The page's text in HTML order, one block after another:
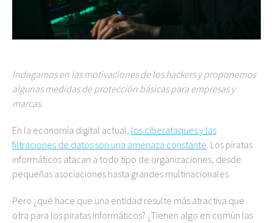
Indagamos en las motivaciones de los hackers y proponemos
algunas medidas de protección básicas para empresas y
marcas.
En la economía digital actual, los ciberataques y las
filtraciones de datos son una amenaza constante. Los piratas
informáticos atacan a todo tipo de organizaciones, desde
pequeñas asociaciones hasta grandes multinacionales.
Pero ¿qué hace que una entidad resulte más atractiva que
otra para los piratas informáticos? ¿Tienen algo en común las